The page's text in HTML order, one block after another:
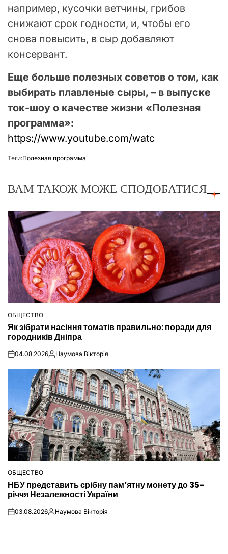
например, кусочки ветчины, грибов
снижают срок годности, и, чтобы его
снова повысить, в сыр добавляют
консервант.
Еще больше полезных советов о том, как
выбирать плавленые сыры, – в выпуске
ток-шоу о качестве жизни «Полезная
программа»:
https://www.youtube.com/watc
Теґи:Полезная программа
ВАМ ТАКОЖ МОЖЕ СПОДОБАТИСЯ
ОПУБЛІКУВАТИ
У
ОБЩЕСТВО
Як зібрати насіння томатів правильно: поради для
городників Дніпра
on04.08.2026Опубліковано
Наумова Вікторія
ОПУБЛІКУВАТИ
У
ОБЩЕСТВО
НБУ представить срібну пам’ятну монету до 35-
річчя Незалежності України
on03.08.2026Опубліковано
Наумова Вікторія